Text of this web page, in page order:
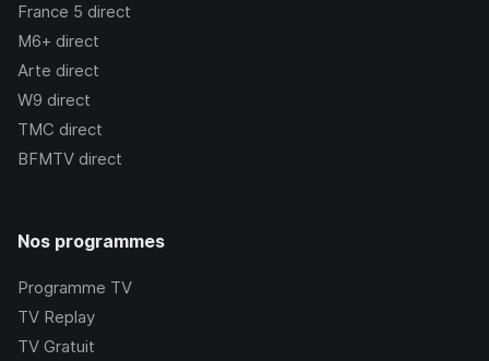
France 5 direct
M6+ direct
Arte direct
W9 direct
TMC direct
BFMTV direct
Nos programmes
Programme TV
TV Replay
TV Gratuit